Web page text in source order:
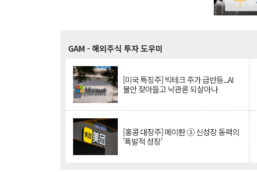
GAM - 해외주식 투자 도우미
[미국 특징주] 빅테크 주가 급반등...AI
불안 잦아들고 낙관론 되살아나
[홍콩 대장주] 메이퇀 ③ 신성장 동력의
'폭발적 성장'